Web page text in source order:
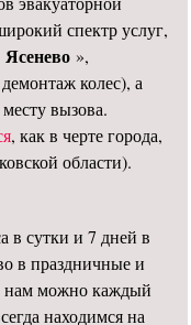
спектр услуг,
Ясенево»,
колес), а
вызова.
, как в черте города,
области).
в сутки и 7 дней в
в праздничные и
нам можно каждый
находимся на